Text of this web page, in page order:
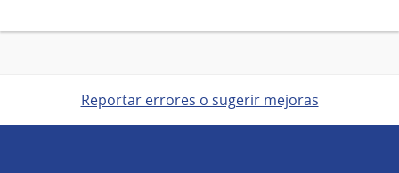
Reportar errores o sugerir mejoras